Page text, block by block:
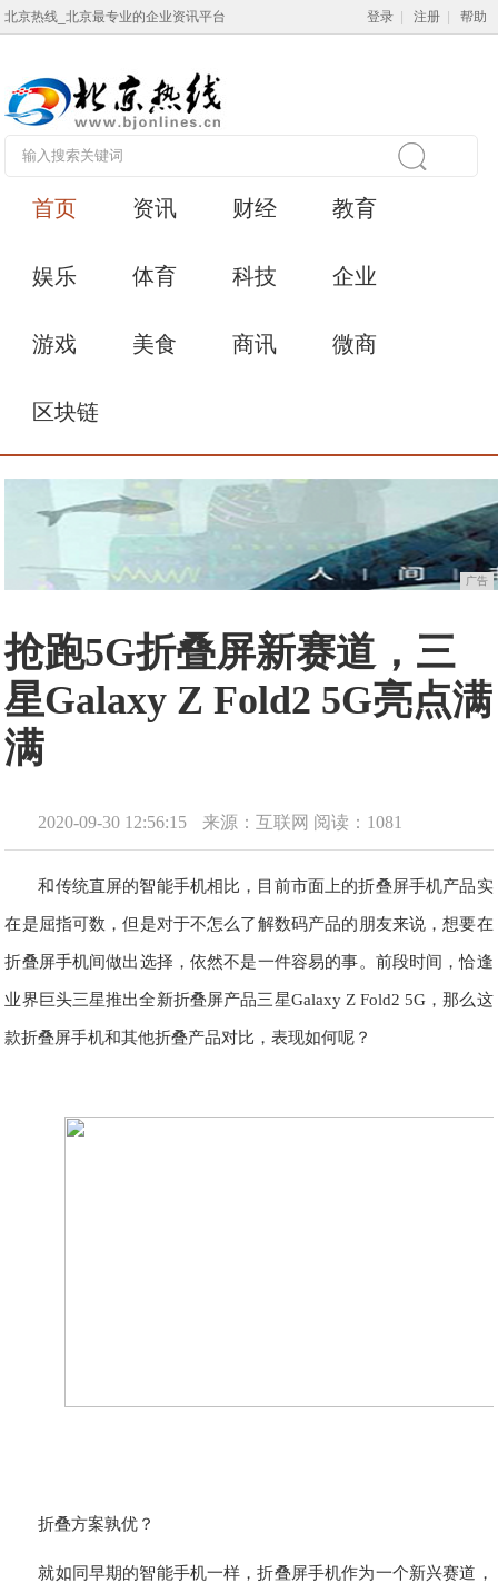
北京热线_北京最专业的企业资讯平台 登录 注册 帮助
首页 资讯 财经 教育
娱乐 体育 科技 企业
游戏 美食 商讯 微商
区块链
广告
抢跑5G折叠屏新赛道，三
星Galaxy Z Fold2 5G亮点满
满
2020-09-30 12:56:15 来源：互联网 阅读：1081
和传统直屏的智能手机相比，目前市面上的折叠屏手机产品实
在是屈指可数，但是对于不怎么了解数码产品的朋友来说，想要在
折叠屏手机间做出选择，依然不是一件容易的事。前段时间，恰逢
业界巨头三星推出全新折叠屏产品三星Galaxy Z Fold2 5G，那么这
款折叠屏手机和其他折叠产品对比，表现如何呢？
折叠方案孰优？
就如同早期的智能手机一样，折叠屏手机作为一个新兴赛道，